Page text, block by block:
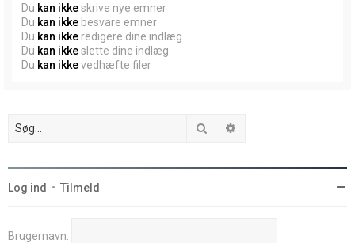
Du kan ikkeskrive nye emner
Du kan ikke besvare emner
Du kan ikke redigere dine indlæg
Du kan ikkeslette dine indlæg
Du kan ikkevedhæfte filer
Søg
Log ind • Tilmeld
Brugernavn: